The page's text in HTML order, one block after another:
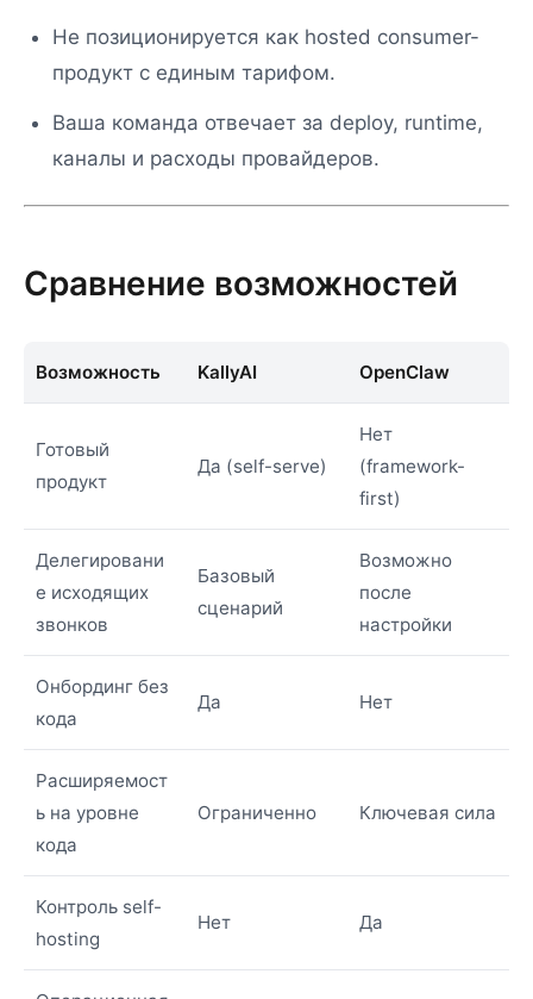
Не позиционируется как hosted consumer-
продукт с единым тарифом.
Ваша команда отвечает за deploy, runtime,
каналы и расходы провайдеров.
Сравнение возможностей
Возможность KallyAI OpenClaw
Готовый
продукт
Да (self-serve)
Нет
(framework-
first)
Делегировани
е исходящих
звонков
Базовый
сценарий
Возможно
после
настройки
Онбординг без
кода
Да Нет
Расширяемост
ь на уровне
кода
Ограниченно Ключевая сила
Контроль self-
hosting
Нет Да